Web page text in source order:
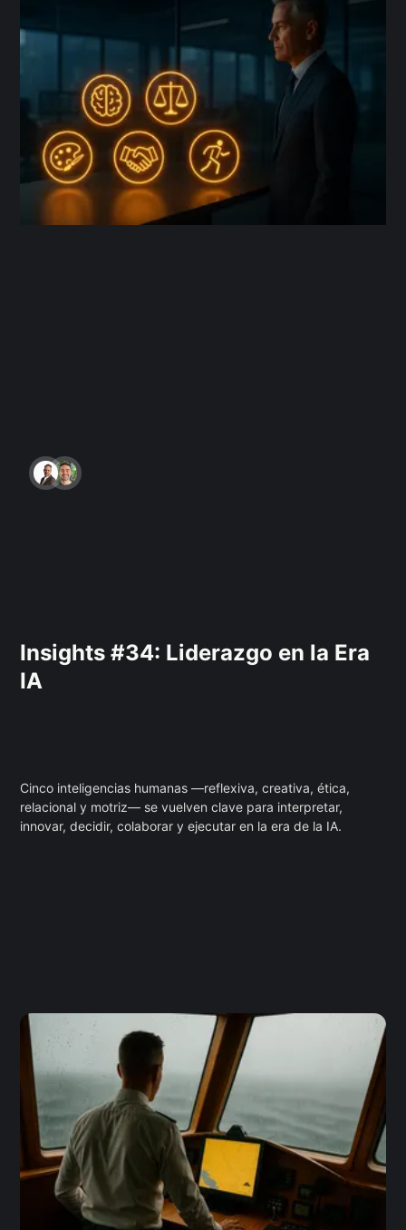
Insights #34: Liderazgo en la Era
IA
Cinco inteligencias humanas —reflexiva, creativa, ética,
relacional y motriz— se vuelven clave para interpretar,
innovar, decidir, colaborar y ejecutar en la era de la IA.